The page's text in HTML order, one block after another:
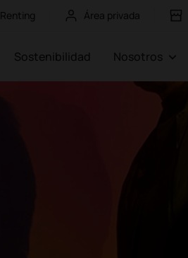
Renting Área privada
Sostenibilidad Nosotros